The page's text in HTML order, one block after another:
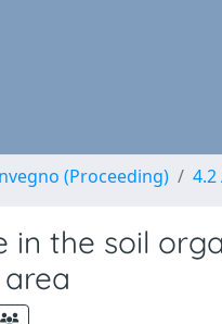
(Proceeding)
in the soil